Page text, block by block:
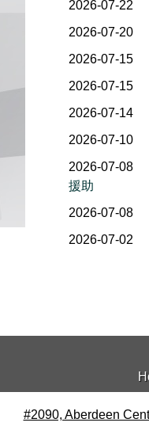
2026-07-22
2026-07-20
2026-07-15
2026-07-15
2026-07-14
2026-07-10
2026-07-08
援助
2026-07-08
2026-07-02
#2090, Aberdeen